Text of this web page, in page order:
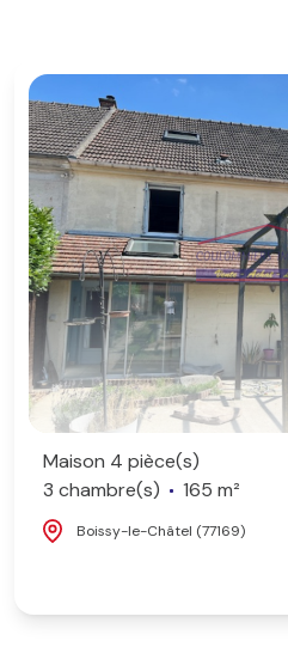
Maison 4 pièce(s)
3 chambre(s)
165 m²
Boissy-le-Châtel (77169)